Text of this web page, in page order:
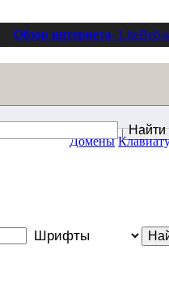
Обзор интернета- LiteВеб-
Домены